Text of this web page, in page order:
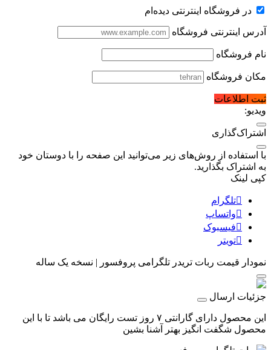
در فروشگاه اینترنتی دیده‌ام
آدرس اینترنتی فروشگاه
نام فروشگاه
مکان فروشگاه
ثبت اطلاعات
ویدیو:
اشتراک‌گذاری
با استفاده از روش‌های زیر می‌توانید این صفحه را با دوستان خود
به اشتراک بگذارید.
کپی لینک
تلگرام
واتساپ
فیسبوک
تویتر
نمودار قیمت ربات تریدر تلگرامی پروفسور | نسخه یک ساله
جزئیات ارسال
این محصول دارای گارانتی ۷ روز تست رایگان می باشد تا با این
محصول شگفت انگیز بهتر آشنا بشین